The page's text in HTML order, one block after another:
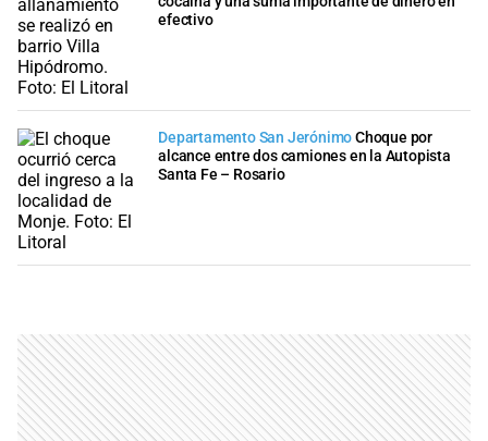
efectivo
Departamento San JerónimoChoque por
alcance entre dos camiones en la Autopista
Santa Fe – Rosario